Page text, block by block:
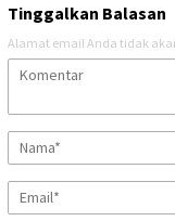
Tinggalkan Balasan
Alamat email Anda tidak